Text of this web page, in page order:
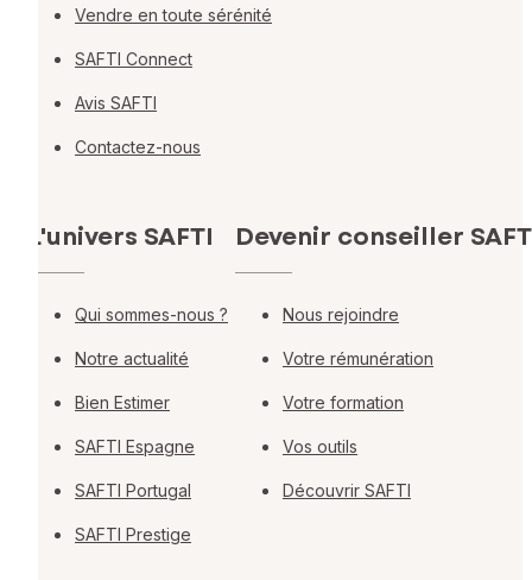
Vendre en toute sérénité
SAFTI Connect
Avis SAFTI
Contactez-nous
L'univers SAFTI
Qui sommes-nous ?
Notre actualité
Bien Estimer
SAFTI Espagne
SAFTI Portugal
SAFTI Prestige
Devenir conseiller
Nous rejoindre
Votre rémunération
Votre formation
Vos outils
Découvrir SAFTI